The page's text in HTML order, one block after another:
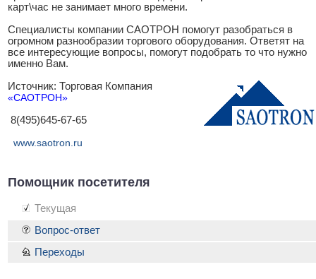
карт\час не занимает много времени.
Специалисты компании САОТРОН помогут разобраться в
огромном разнообразии торгового оборудования. Ответят на
все интересующие вопросы, помогут подобрать то что нужно
именно Вам.
Источник: Торговая Компания
«САОТРОН»
8(495)645-67-65
www.saotron.ru
Помощник посетителя
Текущая
Вопрос-ответ
Переходы